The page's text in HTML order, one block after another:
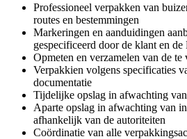
Professioneel verpakken van
routes en bestemmingen
Markeringen en aanduidingen
gespecificeerd door de klant en de
Opmeten en verzamelen van de te
Verpakkien volgens specificaties
documentatie
Tijdelijke opslag in afwachting
Aparte opslag in afwachting van
afhankelijk van de autoriteiten
Coördinatie van alle